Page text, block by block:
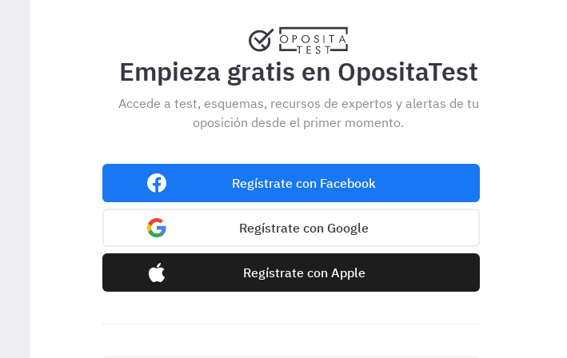
Empieza gratis en OpositaTest
Accede a test, esquemas, recursos de expertos y alertas de tu
oposición desde el primer momento.
Regístrate con Facebook
Regístrate con Google
Regístrate con Apple